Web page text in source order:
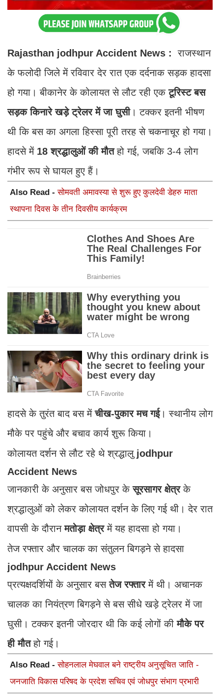
Rajasthan jodhpur Accident News : राजस्थान
के फलोदी जिले में रविवार देर रात एक दर्दनाक सड़क हादसा
हो गया। बीकानेर के कोलायत से लौट रही एकटूरिस्ट बस
सड़क किनारे खड़े ट्रेलर में जा घुसी। टक्कर इतनी भीषण
थी कि बस का अगला हिस्सा पूरी तरह से चकनाचूर हो गया।
हादसे में 18 श्रद्धालुओं की मौतहो गई, जबकि 3-4 लोग
गंभीर रूप से घायल हुए हैं।
Also Read -सोमवती अमावस्या से शुरू हुए कुलदेवी डेहरु माता
स्थापना दिवस के तीन दिवसीय कार्यक्रम
हादसे के तुरंत बाद बस मेंचीख-पुकार मच गई। स्थानीय लोग
मौके पर पहुंचे और बचाव कार्य शुरू किया।
कोलायत दर्शन से लौट रहे थे श्रद्धालु jodhpur
Accident News
जानकारी के अनुसार बस जोधपुर केसूरसागर क्षेत्रके
श्रद्धालुओं को लेकर कोलायत दर्शन के लिए गई थी। देर रात
वापसी के दौरानमतोड़ा क्षेत्रमें यह हादसा हो गया।
तेज रफ्तार और चालक का संतुलन बिगड़ने से हादसा
jodhpur Accident News
प्रत्यक्षदर्शियों के अनुसार बसतेज रफ्तारमें थी। अचानक
चालक का नियंत्रण बिगड़ने से बस सीधे खड़े ट्रेलर में जा
घुसी। टक्कर इतनी जोरदार थी कि कई लोगों कीमौके पर
ही मौतहो गई।
Also Read -सोहनलाल मेघवाल बने राष्ट्रीय अनुसूचित जाति -
जनजाति विकास परिषद के प्रदेश सचिव एवं जोधपुर संभाग प्रभारी